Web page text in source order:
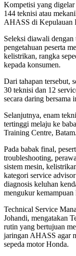
Kompetisi yang
144 teknisi atau
AHASS di Kepulauan
Seleksi diawali
pengetahuan peserta
kelistrikan, rangka
kepada konsumen.
Dari tahapan tersebut,
30 teknisi dan 12
secara daring bersama
Selanjutnya, enam
tertinggi melaju ke
Training Centre, Batam.
Pada babak final,
troubleshooting,
sistem mesin,
kategori service
diagnosis keluhan
mengukur
Technical Service
Johandi, mengatakan
rutin yang bertujuan
jaringan AHASS agar
sepeda motor Honda.